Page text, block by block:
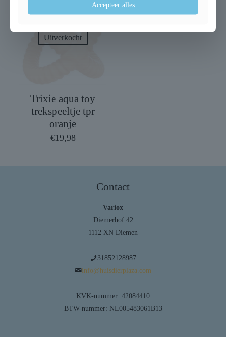
Uitverkocht
Trixie aqua toy
trekspeeltje tpr
oranje
€19,98
Contact
Variox
Diemerhof 42
1112 XN Diemen
31852128987
info@huisdierplaza.com
KVK-nummer: 42084410
BTW-nummer: NL005483061B13
Accepteer alles